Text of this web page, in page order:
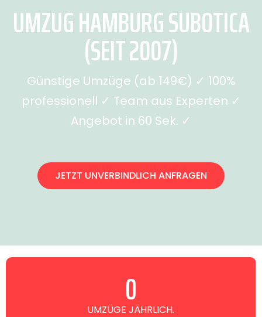
UMZUG HAMBURG SUBOTICA
(SEIT 2007)
Günstige Umzüge (ab 149€) ✓ 100%
professionell ✓ Team aus Experten ✓
Angebot in 60 Sek. ✓
JETZT UNVERBINDLICH ANFRAGEN
UMZÜGE JÄHRLICH.
0